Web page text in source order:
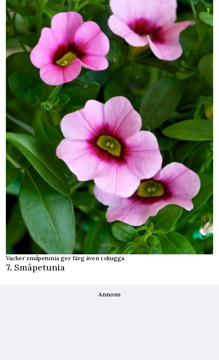
Vacker småpetunia ger färg även i skugga.
7. Småpetunia
Annons